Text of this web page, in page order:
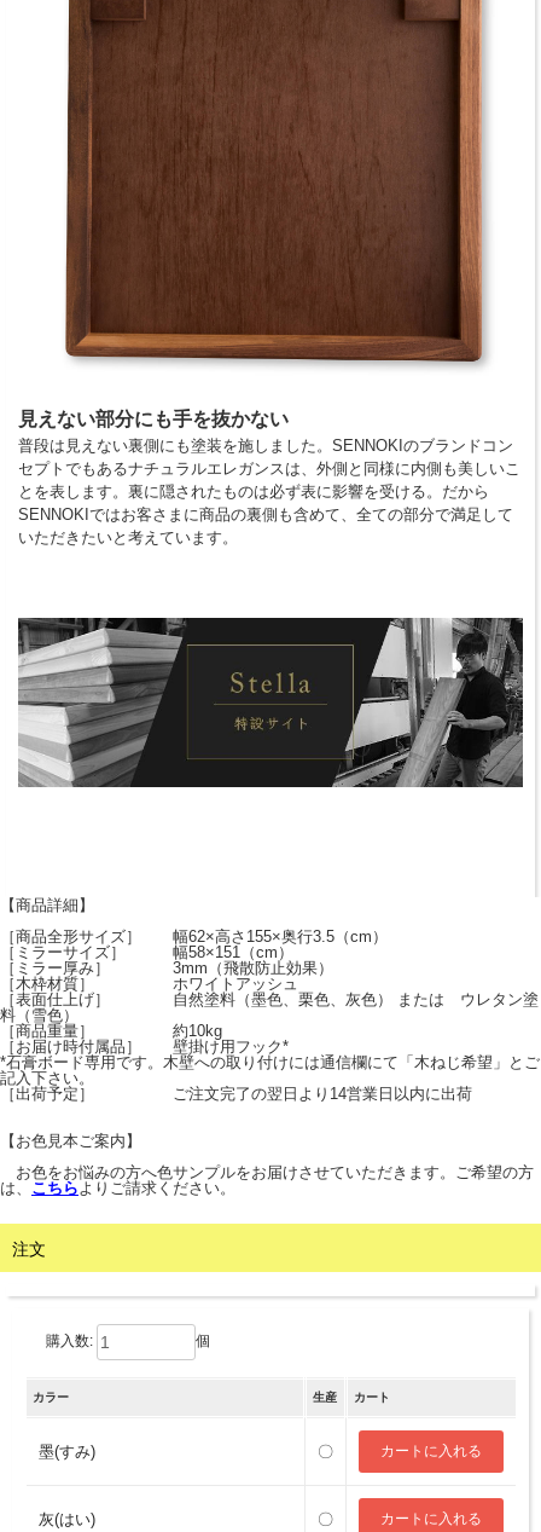
見えない部分にも手を抜かない
普段は見えない裏側にも塗装を施しました。SENNOKIのブランドコン
セプトでもあるナチュラルエレガンスは、外側と同様に内側も美しいこ
とを表します。裏に隠されたものは必ず表に影響を受ける。だから
SENNOKIではお客さまに商品の裏側も含めて、全ての部分で満足して
いただきたいと考えています。
【商品詳細】
［商品全形サイズ］ 幅62×高さ155×奥行3.5（cm）
［ミラーサイズ］ 幅58×151（cm）
［ミラー厚み］ 3mm（飛散防止効果）
［木枠材質］ ホワイトアッシュ
［表面仕上げ］ 自然塗料（墨色、栗色、灰色） または ウレタン塗
料（雪色）
［商品重量］ 約10kg
［お届け時付属品］ 壁掛け用フック*
*石膏ボード専用です。木壁への取り付けには通信欄にて「木ねじ希望」とご
記入下さい。
［出荷予定］ ご注文完了の翌日より14営業日以内に出荷
【お色見本ご案内】
お色をお悩みの方へ色サンプルをお届けさせていただきます。ご希望の方
は、 こちらよりご請求ください。
注文
購入数: 個
カラー 生産 カート
墨(すみ) 〇
灰(はい) 〇